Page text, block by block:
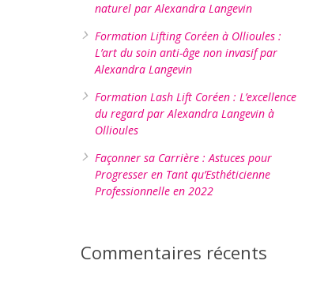
naturel par Alexandra Langevin
Formation Lifting Coréen à Ollioules :
L’art du soin anti-âge non invasif par
Alexandra Langevin
Formation Lash Lift Coréen : L’excellence
du regard par Alexandra Langevin à
Ollioules
Façonner sa Carrière : Astuces pour
Progresser en Tant qu’Esthéticienne
Professionnelle en 2022
Commentaires récents